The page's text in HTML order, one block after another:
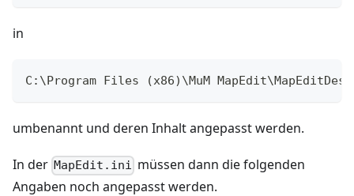
in
C:\Program Files (x86)\MuM
umbenannt und deren Inhalt angepasst werden.
In der MapEdit.ini müssen dann die folgenden
Angaben noch angepasst werden.